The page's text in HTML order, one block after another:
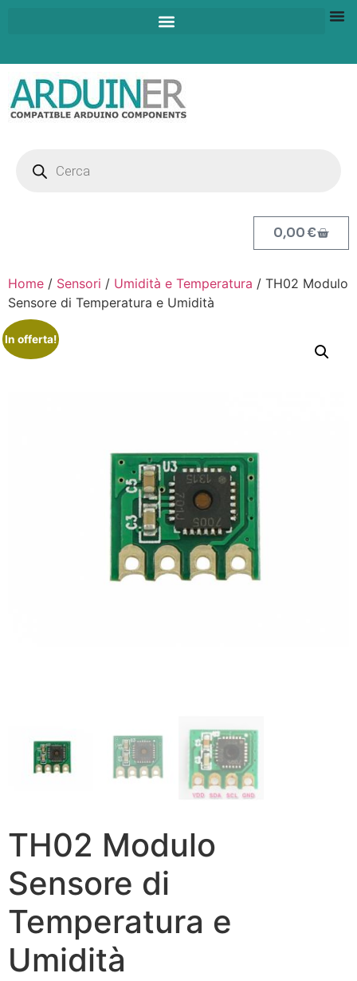
0,00€
Home / Sensori / Umidità e Temperatura / TH02 Modulo
Sensore di Temperatura e Umidità
In offerta!
TH02 Modulo
Sensore di
Temperatura e
Umidità